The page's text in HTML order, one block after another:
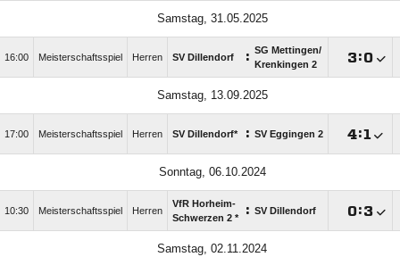
Samstag, 31.05.2025
16:00 Meisterschaftsspiel Herren SV Dillendorf : SG Mettingen/​
Krenkingen 2
:
Samstag, 13.09.2025
17:00 Meisterschaftsspiel Herren SV Dillendorf* : SV Eggingen 2 :
Sonntag, 06.10.2024
10:30 Meisterschaftsspiel Herren
VfR Horheim-
Schwerzen 2 *
: SV Dillendorf :
Samstag, 02.11.2024